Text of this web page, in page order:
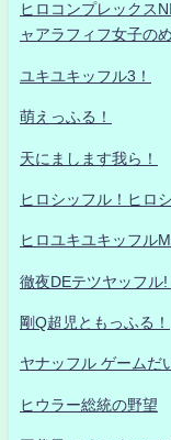
ヒロコンプレックス
ャアラフィフ女子の
ユキユキッフル3！
萌えっふる！
天にまします我ら！
ヒロシッフル！ヒロ
ヒロユキユキッフル
徹夜DEテツヤッフル!
剛Q超児ともっふる！
ヤナッフル ゲームだ
ヒウラー総統の野望